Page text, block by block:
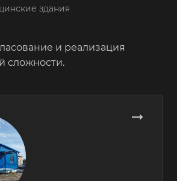
здания
и реализация
сложности.